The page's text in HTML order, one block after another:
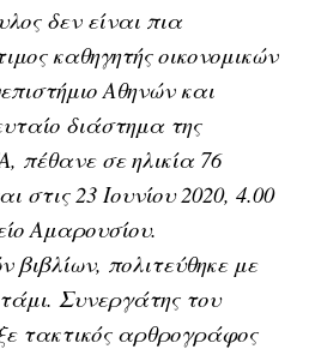
δεν είναι πια
καθηγητής οικονομικών
Αθηνών και
διάστημα της
σε ηλικία 76
στις 23 Ιουνίου 2020, 4.00
Αμαρουσίου.
πολιτεύθηκε με
Συνεργάτης του
τακτικός αρθρογράφος